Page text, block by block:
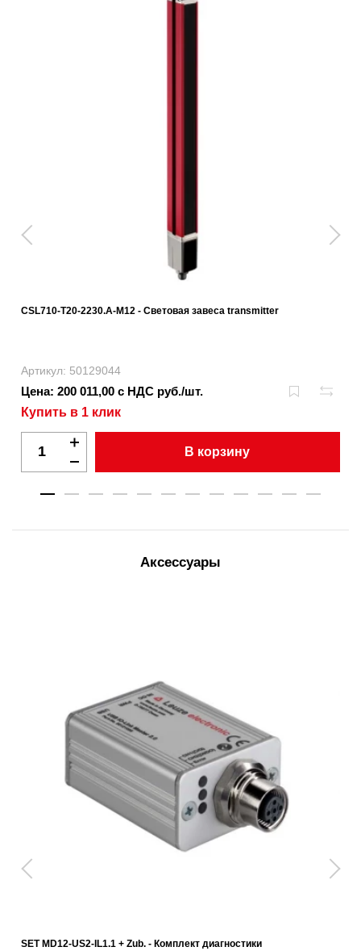
CSL710-T20-2230.A-M12 - Световая завеса transmitter
Артикул: 50129044
Цена: 200 011,00 с НДС руб./шт.
Купить в 1 клик
В корзину
Аксессуары
SET MD12-US2-IL1.1 + Zub. - Комплект диагностики